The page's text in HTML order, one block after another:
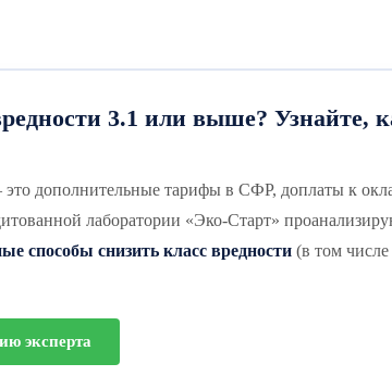
3.1 или выше? Узнайте,
дополнительные тарифы в СФР, доплаты к
лаборатории «Эко-Старт»
способы снизить класс вредности (в том числе
эксперта